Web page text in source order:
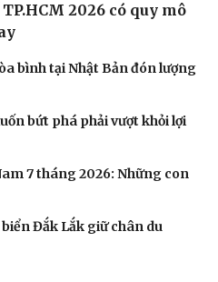
Câu chuyện thời sự
Cửa sổ tình yêu
Kể chuyện cho bé
2026 có quy mô
bình tại Nhật Bản đón lượng
bứt phá phải vượt khỏi lợi
7 tháng 2026: Những con
Đắk Lắk giữ chân du